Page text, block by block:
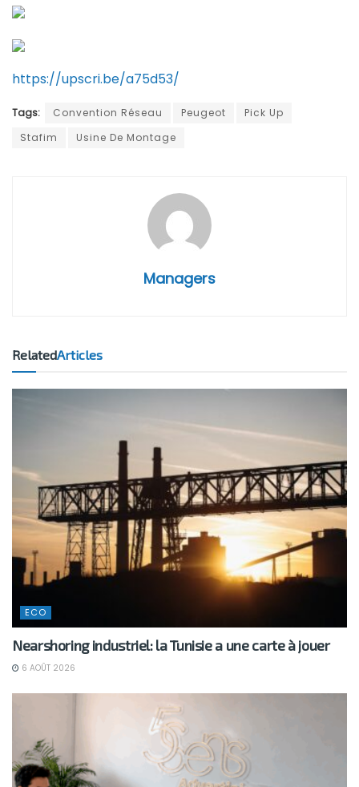
https://upscri.be/a75d53/
Tags: Convention Réseau Peugeot
Pick Up
Stafim
Usine De Montage
Managers
RelatedArticles
ECO
Nearshoring industriel: la Tunisie a une carte à jouer
6 AOÛT 2026